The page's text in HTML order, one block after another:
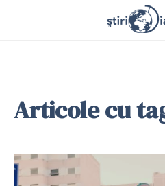
Articole cu